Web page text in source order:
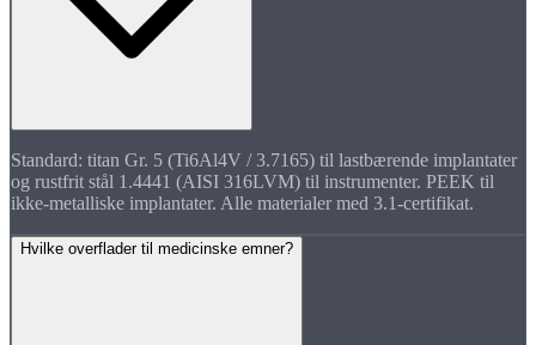
Standard: titan Gr. 5 (Ti6Al4V / 3.7165) til lastbærende implantater
og rustfrit stål 1.4441 (AISI 316LVM) til instrumenter. PEEK til
ikke-metalliske implantater. Alle materialer med 3.1-certifikat.
Hvilke overflader til medicinske emner?